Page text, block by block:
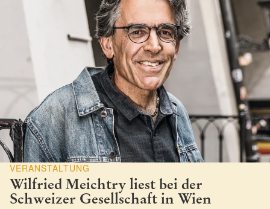
VERANSTALTUNG
Wilfried Meichtry liest bei der
Schweizer Gesellschaft in Wien